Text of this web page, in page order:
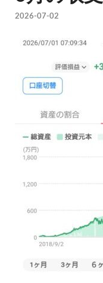
2026-07-02